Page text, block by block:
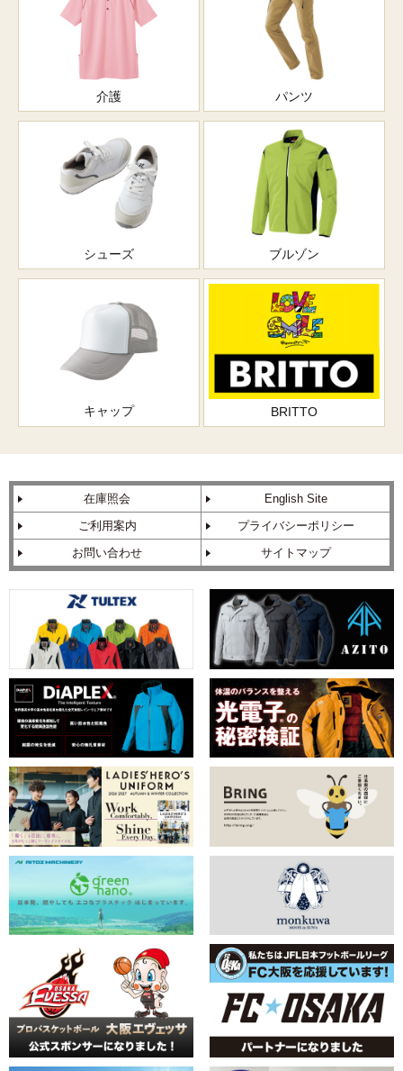
介護 パンツ
シューズ ブルゾン
キャップ BRITTO
在庫照会
English Site
ご利用案内
プライバシーポリシー
お問い合わせ
サイトマップ